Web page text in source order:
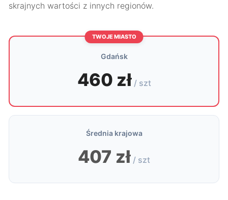
skrajnych wartości z innych regionów.
TWOJE MIASTO
Gdańsk
460 zł / szt
Średnia krajowa
407 zł / szt